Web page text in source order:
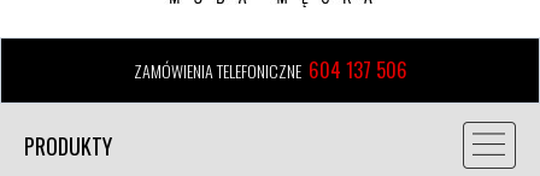
ZAMÓWIENIA TELEFONICZNE 604 137 506
PRODUKTY